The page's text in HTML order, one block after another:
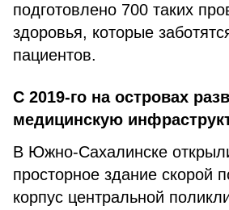
подготовлено 700 таких
здоровья, которые
пациентов.
С 2019-го на островах
медицинскую
В Южно-Сахалинске
просторное здание скорой
корпус центральной